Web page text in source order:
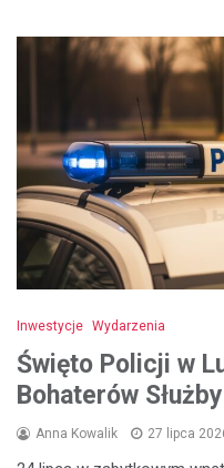
Inwestycje Wydarzenia
Święto Policji w
Bohaterów Służby
Anna Kowalik 27 lipca